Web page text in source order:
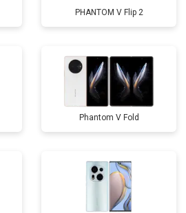
PHANTOM V Flip 2
Phantom V Fold